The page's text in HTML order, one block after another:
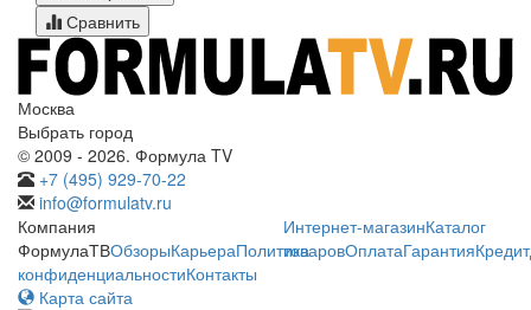
Сравнить
Москва
Выбрать город
© 2009 - 2026. Формула TV
+7 (495) 929-70-22
info@formulatv.ru
Компания
ФормулаТВОбзорыКарьераПолитика
конфиденциальностиКонтакты
Интернет-магазинКаталог
товаровОплатаГарантияКредит
Карта сайта